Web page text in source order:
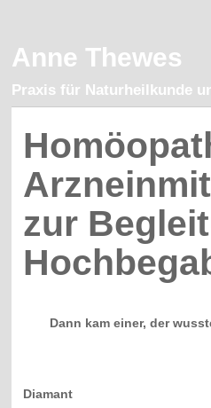
Anne Thewes
Praxis für Naturheilkunde
zur
Dann kam einer, der
Diamant